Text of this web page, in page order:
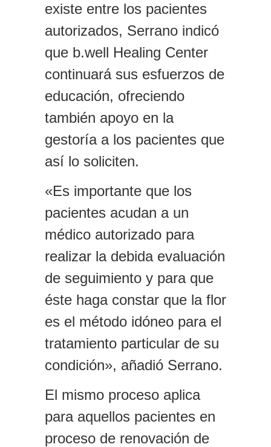
existe entre los pacientes
autorizados, Serrano indicó
que b.well Healing Center
continuará sus esfuerzos de
educación, ofreciendo
también apoyo en la
gestoría a los pacientes que
así lo soliciten.
«Es importante que los
pacientes acudan a un
médico autorizado para
realizar la debida evaluación
de seguimiento y para que
éste haga constar que la flor
es el método idóneo para el
tratamiento particular de su
condición», añadió Serrano.
El mismo proceso aplica
para aquellos pacientes en
proceso de renovación de